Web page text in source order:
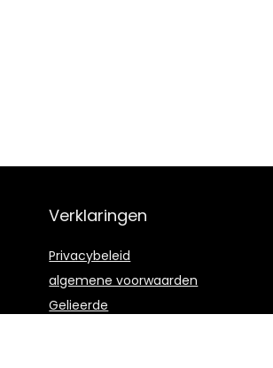
Verklaringen
Privacybeleid
algemene voorwaarden
Gelieerde